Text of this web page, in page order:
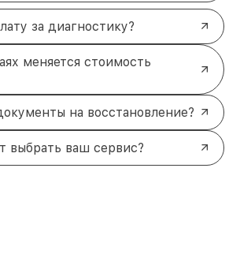
за диагностику?
меняется стоимость
на восстановление?
выбрать ваш сервис?